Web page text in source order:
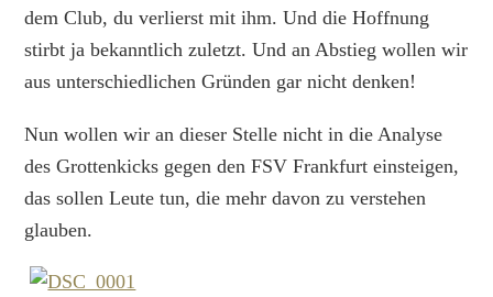
dem Club, du verlierst mit ihm. Und die Hoffnung
stirbt ja bekanntlich zuletzt. Und an Abstieg wollen wir
aus unterschiedlichen Gründen gar nicht denken!
Nun wollen wir an dieser Stelle nicht in die Analyse
des Grottenkicks gegen den FSV Frankfurt einsteigen,
das sollen Leute tun, die mehr davon zu verstehen
glauben.